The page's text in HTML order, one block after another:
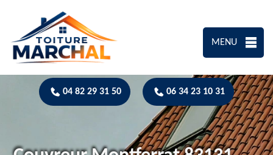
MENU
04 82 29 31 50 06 34 23 10 31